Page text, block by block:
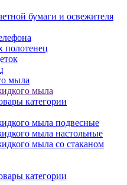
бумаги и освежителя
полотенец
мыла
мыла
категории
мыла подвесные
мыла настольные
мыла со стаканом
категории